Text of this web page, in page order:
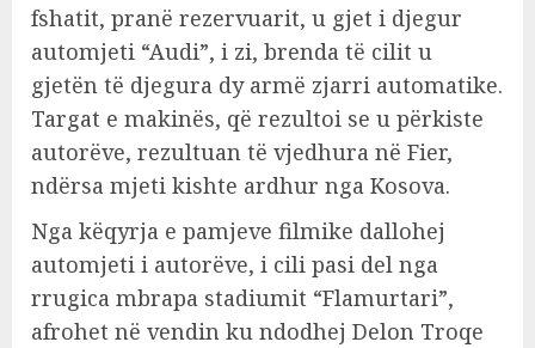
fshatit, pranë rezervuarit, u gjet i djegur
automjeti “Audi”, i zi, brenda të cilit u
gjetën të djegura dy armë zjarri automatike.
Targat e makinës, që rezultoi se u përkiste
autorëve, rezultuan të vjedhura në Fier,
ndërsa mjeti kishte ardhur nga Kosova.
Nga këqyrja e pamjeve filmike dallohej
automjeti i autorëve, i cili pasi del nga
rrugica mbrapa stadiumit “Flamurtari”,
afrohet në vendin ku ndodhej Delon Troqe